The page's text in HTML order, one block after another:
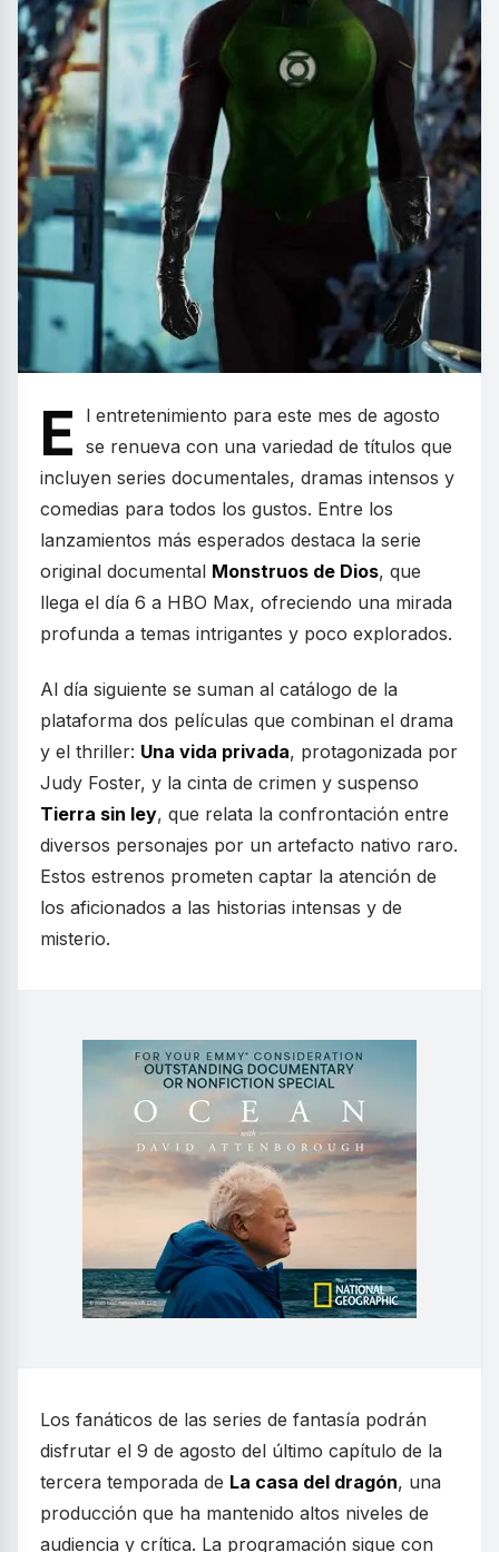
E
l entretenimiento para este mes de agosto
se renueva con una variedad de títulos que
incluyen series documentales, dramas intensos y
comedias para todos los gustos. Entre los
lanzamientos más esperados destaca la serie
original documental Monstruos de Dios, que
llega el día 6 a HBO Max, ofreciendo una mirada
profunda a temas intrigantes y poco explorados.
Al día siguiente se suman al catálogo de la
plataforma dos películas que combinan el drama
y el thriller: Una vida privada, protagonizada por
Judy Foster, y la cinta de crimen y suspenso
Tierra sin ley, que relata la confrontación entre
diversos personajes por un artefacto nativo raro.
Estos estrenos prometen captar la atención de
los aficionados a las historias intensas y de
misterio.
Los fanáticos de las series de fantasía podrán
disfrutar el 9 de agosto del último capítulo de la
tercera temporada de La casa del dragón, una
producción que ha mantenido altos niveles de
audiencia y crítica. La programación sigue con